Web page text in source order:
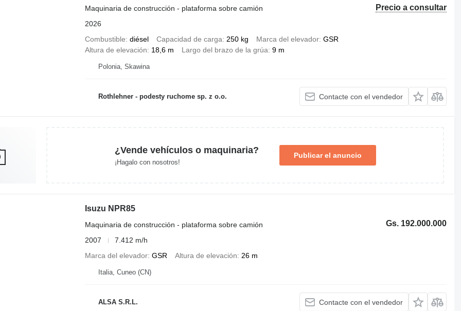
Precio a consultar
Maquinaria de construcción - plataforma sobre camión
2026
Combustible diésel Capacidad de carga 250 kg Marca del elevador GSR
Altura de elevación
18,6 m Largo del brazo de la grúa 9 m
Polonia, Skawina
Rothlehner - podesty ruchome sp. z o.o. Contacte con el vendedor
¿Vende vehículos o maquinaria?
¡Hagalo con nosotros!
Publicar el anuncio
Isuzu NPR85
Gs. 192.000.000
Maquinaria de construcción - plataforma sobre camión
2007
7.412 m/h
Marca del elevador GSR Altura de elevación 26 m
Italia, Cuneo (CN)
ALSA S.R.L. Contacte con el vendedor